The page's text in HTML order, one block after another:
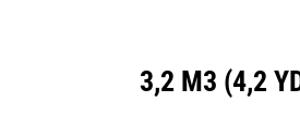
3,2 M3 (4,2